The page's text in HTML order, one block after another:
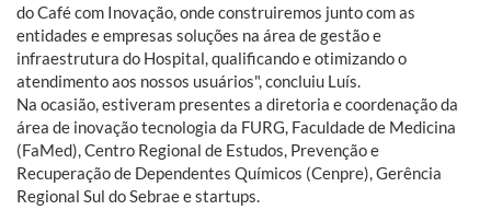
do Café com Inovação, onde construiremos junto com as
entidades e empresas soluções na área de gestão e
infraestrutura do Hospital, qualificando e otimizando o
atendimento aos nossos usuários", concluiu Luís.
Na ocasião, estiveram presentes a diretoria e coordenação da
área de inovação tecnologia da FURG, Faculdade de Medicina
(FaMed), Centro Regional de Estudos, Prevenção e
Recuperação de Dependentes Químicos (Cenpre), Gerência
Regional Sul do Sebrae e startups.